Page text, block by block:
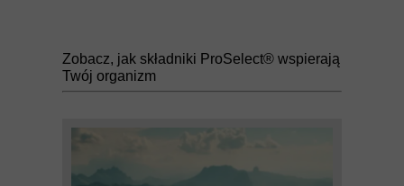
Zobacz, jak składniki ProSelect® wspierają
Twój organizm